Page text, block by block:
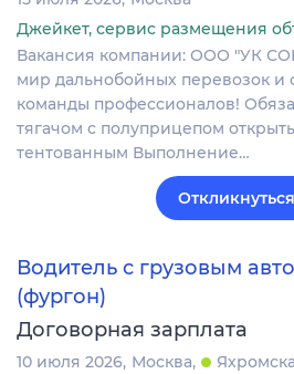
Джейкет, сервис размещения
Вакансия компании: ООО "УК
мир дальнобойных перевозок и
команды профессионалов!
тягачом с полуприцепом
тентованным Выполнение…
Откликнуться
Водитель с грузовым
(фургон)
Договорная зарплата
10 июля 2026 Москва